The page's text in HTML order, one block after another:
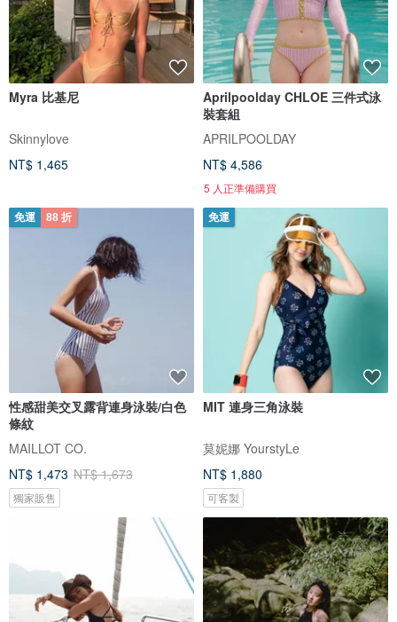
Myra 比基尼
Skinnylove
NT$ 1,465
Aprilpoolday CHLOE 三件式泳
裝套組
APRILPOOLDAY
NT$ 4,586
5 人正準備購買
免運 88 折
性感甜美交叉露背連身泳裝/白色
條紋
MAILLOT CO.
NT$ 1,473 NT$ 1,673
獨家販售
免運
MIT 連身三角泳裝
莫妮娜 YourstyLe
NT$ 1,880
可客製